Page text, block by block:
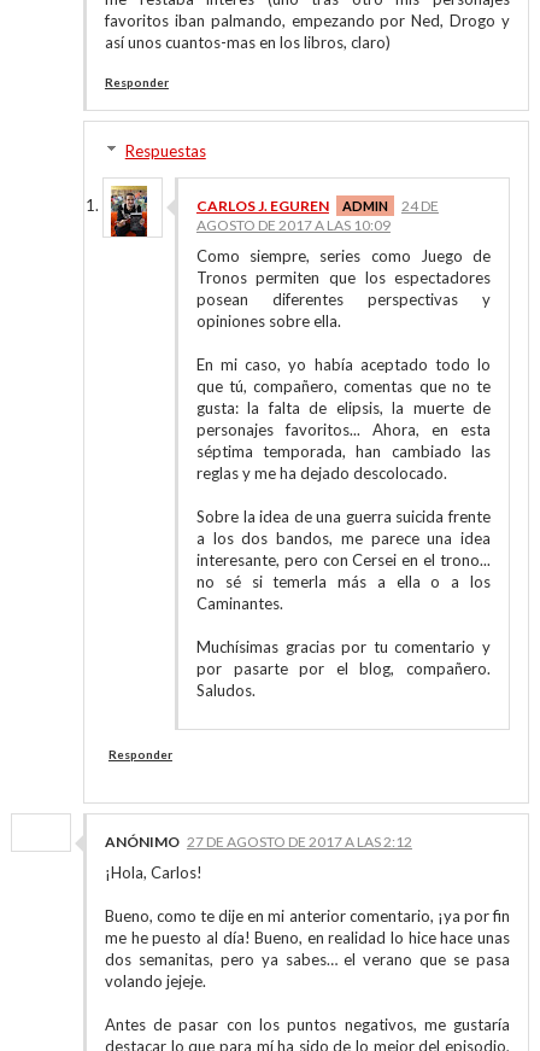
favoritos iban palmando, empezando por Ned, Drogo y
así unos cuantos-mas en los libros, claro)
Responder
Respuestas
CARLOS J. EGUREN
24 DE
AGOSTO DE 2017 A LAS 10:09
Como siempre, series como Juego de
Tronos permiten que los espectadores
posean diferentes perspectivas y
opiniones sobre ella.
En mi caso, yo había aceptado todo lo
que tú, compañero, comentas que no te
gusta: la falta de elipsis, la muerte de
personajes favoritos... Ahora, en esta
séptima temporada, han cambiado las
reglas y me ha dejado descolocado.
Sobre la idea de una guerra suicida frente
a los dos bandos, me parece una idea
interesante, pero con Cersei en el trono...
no sé si temerla más a ella o a los
Caminantes.
Muchísimas gracias por tu comentario y
por pasarte por el blog, compañero.
Saludos.
Responder
ANÓNIMO 27 DE AGOSTO DE 2017 A LAS 2:12
¡Hola, Carlos!
Bueno, como te dije en mi anterior comentario, ¡ya por fin
me he puesto al día! Bueno, en realidad lo hice hace unas
dos semanitas, pero ya sabes… el verano que se pasa
volando jejeje.
Antes de pasar con los puntos negativos, me gustaría
destacar lo que para mí ha sido de lo mejor del episodio,